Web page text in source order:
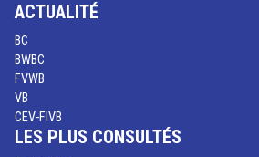
ACTUALITÉ
BC
BWBC
FVWB
VB
CEV-FIVB
LES PLUS CONSULTÉS